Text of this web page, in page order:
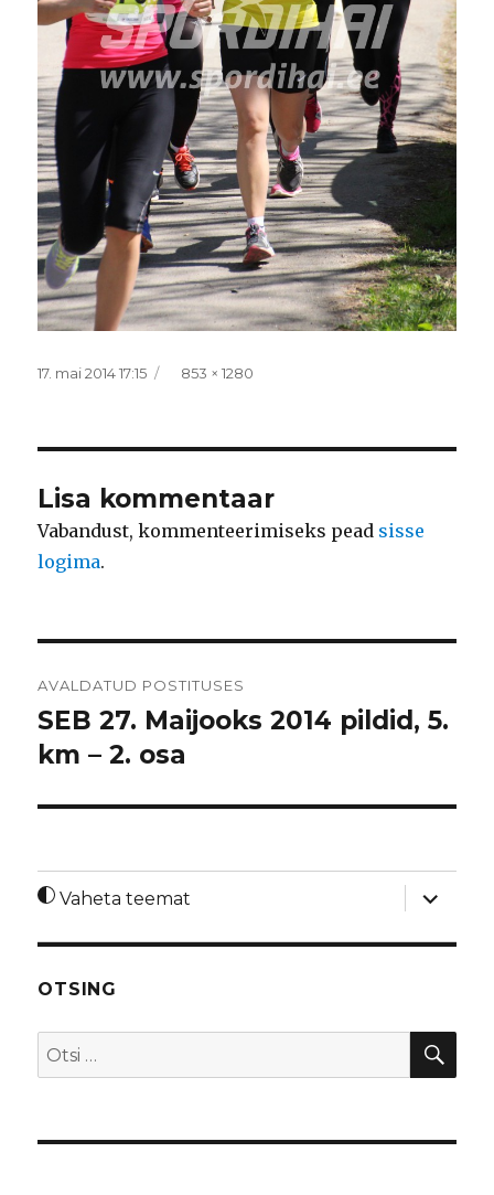
Postitatud
17. mai 2014 17:15 Täissuurus
853 × 1280
Lisa kommentaar
Vabandust, kommenteerimiseks pead sisse
logima.
AVALDATUD POSTITUSES
SEB 27. Maijooks 2014 pildid, 5.
km – 2. osa
Vaheta teemat
laienda
OTSING
Otsi: